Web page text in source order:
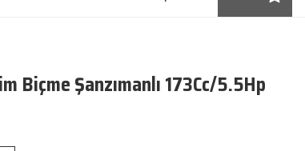
Şanzımanlı 173Cc/5.5Hp